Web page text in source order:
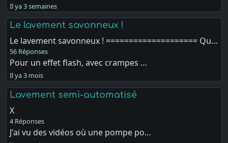
Il ya 3 semaines
Le lavement savonneux !
Le lavement savonneux ! ==================== Qu…
56 Réponses
Pour un effet flash, avec crampes …
Il ya 3 mois
Lavement semi-automatisé
X
4 Réponses
J'ai vu des vidéos où une pompe po…